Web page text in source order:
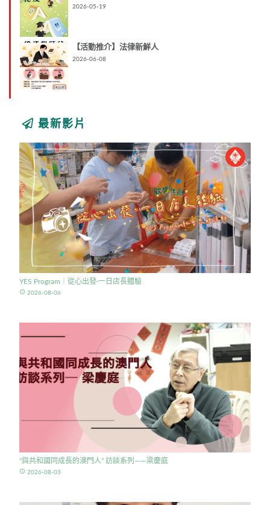
2026-05-19
【活動推介】法律新鮮人
2026-06-08
最新影片
YES Program｜從心出發·一日店長體驗
access_time 2026-08-06
“與共和國同成長的澳門人” 訪談系列——梁慶庭
access_time 2026-08-03